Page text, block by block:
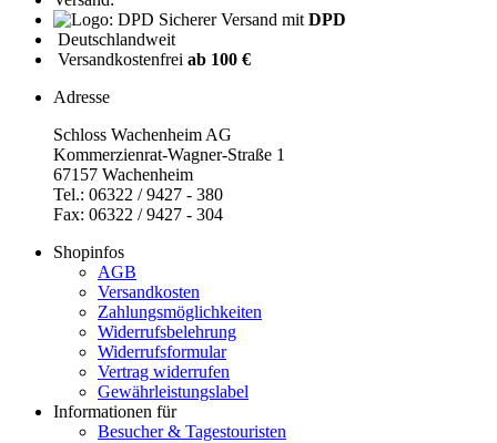
Sicherer Versand mit DPD
Deutschlandweit
Versandkostenfrei ab 100 €
Adresse
Schloss Wachenheim AG
Kommerzienrat-Wagner-Straße 1
67157 Wachenheim
Tel.: 06322 / 9427 - 380
Fax: 06322 / 9427 - 304
Shopinfos
AGB
Versandkosten
Zahlungsmöglichkeiten
Widerrufsbelehrung
Widerrufsformular
Vertrag widerrufen
Gewährleistungslabel
Informationen für
Besucher & Tagestouristen